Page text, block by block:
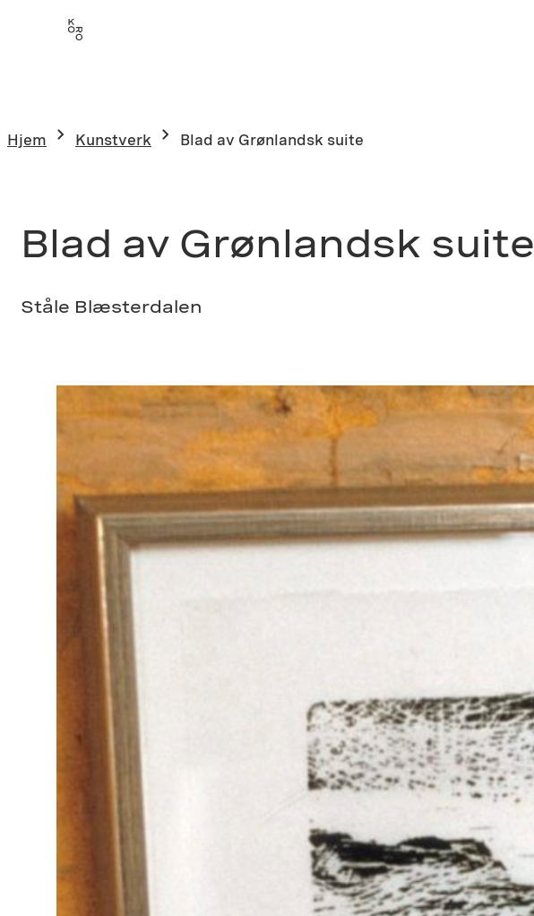
Hjem Kunstverk Blad av Grønlandsk suite
Blad av Grønlandsk suite
Ståle Blæsterdalen